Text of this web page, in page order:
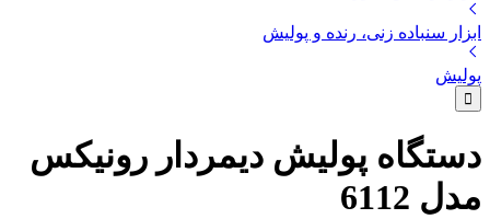
ابزار سنباده زنی، رنده و پولیش
پولیش
دستگاه پولیش دیمردار رونیکس
مدل 6112